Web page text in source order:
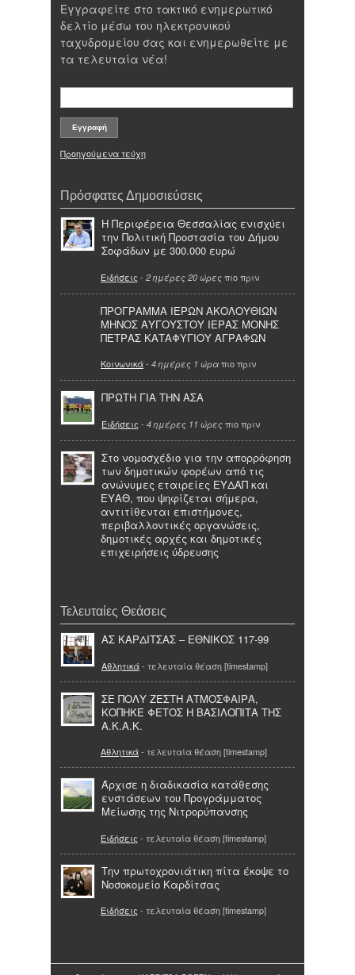
Εγγραφείτε στο τακτικό ενημερωτικό
δελτίο μέσω του ηλεκτρονικού
ταχυδρομείου σας και ενημερωθείτε με
τα τελευταία νέα!
Προηγούμενα τεύχη
Πρόσφατες Δημοσιεύσεις
Η Περιφέρεια Θεσσαλίας ενισχύει
την Πολιτική Προστασία του Δήμου
Σοφάδων με 300.000 ευρώ
Ειδήσεις - 2 ημέρες 20 ώρες πιο πριν
ΠΡΟΓΡΑΜΜΑ ΙΕΡΩΝ ΑΚΟΛΟΥΘΙΩΝ
ΜΗΝΟΣ ΑΥΓΟΥΣΤΟΥ ΙΕΡΑΣ ΜΟΝΗΣ
ΠΕΤΡΑΣ ΚΑΤΑΦΥΓΙΟΥ ΑΓΡΑΦΩΝ
Κοινωνικά- 4 ημέρες 1 ώρα πιο πριν
ΠΡΩΤΗ ΓΙΑ ΤΗΝ ΑΣΑ
Ειδήσεις - 4 ημέρες 11 ώρες πιο πριν
Στο νομοσχέδιο για την απορρόφηση
των δημοτικών φορέων από τις
ανώνυμες εταιρείες ΕΥΔΑΠ και
ΕΥΑΘ, που ψηφίζεται σήμερα,
αντιτίθενται επιστήμονες,
περιβαλλοντικές οργανώσεις,
δημοτικές αρχές και δημοτικές
επιχειρήσεις ύδρευσης
Τελευταίες Θεάσεις
ΑΣ ΚΑΡΔΙΤΣΑΣ – ΕΘΝΙΚΟΣ 117-99
Αθλητικά- τελευταία θέαση [timestamp]
ΣΕ ΠΟΛΥ ΖΕΣΤΗ ΑΤΜΟΣΦΑΙΡΑ,
ΚΟΠΗΚΕ ΦΕΤΟΣ Η ΒΑΣΙΛΟΠΙΤΑ THΣ
A.K.A.K.
Αθλητικά- τελευταία θέαση [timestamp]
Άρχισε η διαδικασία κατάθεσης
ενστάσεων του Προγράμματος
Μείωσης της Νιτρορύπανσης
Ειδήσεις - τελευταία θέαση [timestamp]
Την πρωτοχρονιάτικη πίτα έκοψε το
Νοσοκομείο Καρδίτσας
Ειδήσεις - τελευταία θέαση [timestamp]